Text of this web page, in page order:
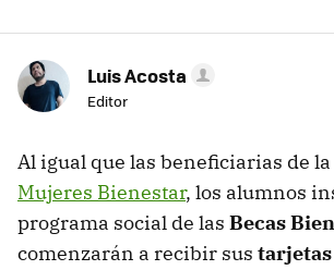
Luis Acosta
Editor
Al igual que las beneficiarias de la
Mujeres Bienestar, los alumnos
programa social de las Becas
comenzarán a recibir sus tarjetas